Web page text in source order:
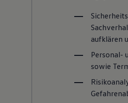
aufklären
Personal-
sowie